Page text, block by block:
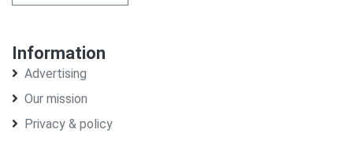
Information
Advertising
Our mission
Privacy & policy